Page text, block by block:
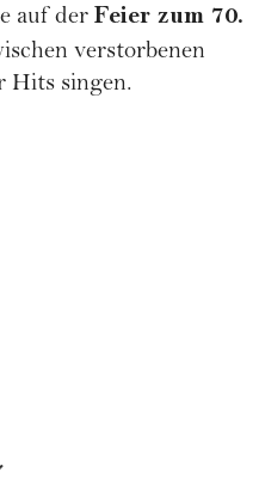
auf der Feier zum 70.
verstorbenen
Hits singen.